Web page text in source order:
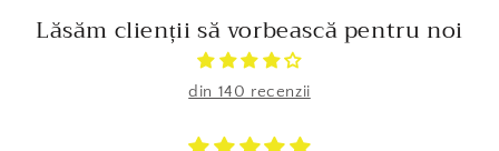
Lăsăm clienții să vorbească pentru noi
din 140 recenzii